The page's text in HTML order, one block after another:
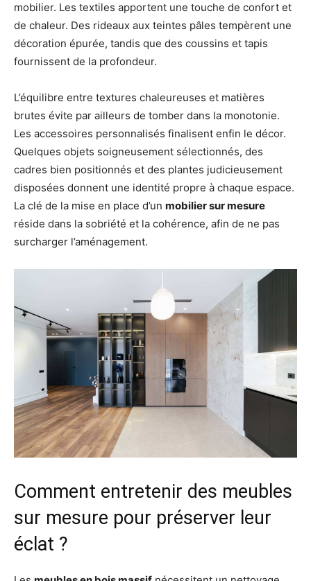
mobilier. Les textiles apportent une touche de confort et
de chaleur. Des rideaux aux teintes pâles tempèrent une
décoration épurée, tandis que des coussins et tapis
fournissent de la profondeur.
L’équilibre entre textures chaleureuses et matières
brutes évite par ailleurs de tomber dans la monotonie.
Les accessoires personnalisés finalisent enfin le décor.
Quelques objets soigneusement sélectionnés, des
cadres bien positionnés et des plantes judicieusement
disposées donnent une identité propre à chaque espace.
La clé de la mise en place d’un mobilier sur mesure
réside dans la sobriété et la cohérence, afin de ne pas
surcharger l’aménagement.
Comment entretenir des meubles
sur mesure pour préserver leur
éclat ?